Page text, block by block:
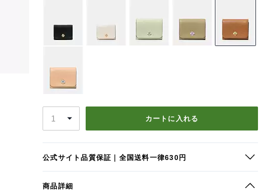
カートに入れる
公式サイト品質保証｜全国送料一律630円
商品詳細